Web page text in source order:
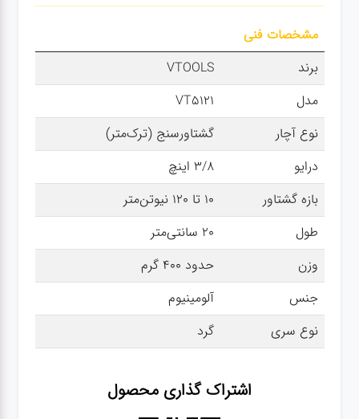
کیف و
جبعه
ابزار
انواع
باتری ها
پمپ
تجهیزات
کمپ
گجت
مشخصات فنی
برند
VTOOLS
مدل
VT5121
نوع آچار
گشتاورسنج (ترک‌متر)
درایو
3/8 اینچ
بازه گشتاور
10 تا 120 نیوتن‌متر
طول
20 سانتی‌متر
وزن
حدود 400 گرم
جنس
آلومینیوم
نوع سری
گرد
اشتراک گذاری محصول